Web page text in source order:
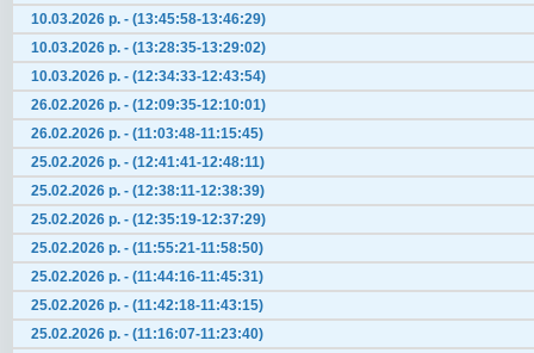
10.03.2026 р. - (13:45:58-13:46:29)
10.03.2026 р. - (13:28:35-13:29:02)
10.03.2026 р. - (12:34:33-12:43:54)
26.02.2026 р. - (12:09:35-12:10:01)
26.02.2026 р. - (11:03:48-11:15:45)
25.02.2026 р. - (12:41:41-12:48:11)
25.02.2026 р. - (12:38:11-12:38:39)
25.02.2026 р. - (12:35:19-12:37:29)
25.02.2026 р. - (11:55:21-11:58:50)
25.02.2026 р. - (11:44:16-11:45:31)
25.02.2026 р. - (11:42:18-11:43:15)
25.02.2026 р. - (11:16:07-11:23:40)